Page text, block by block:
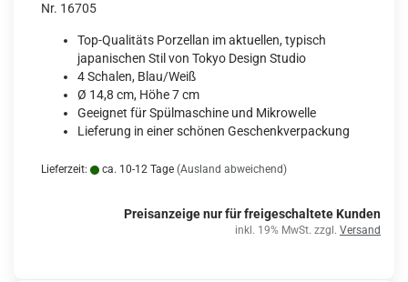
Nr. 16705
Top-Qualitäts Porzellan im aktuellen, typisch
japanischen Stil von Tokyo Design Studio
4 Schalen, Blau/Weiß
Ø 14,8 cm, Höhe 7 cm
Geeignet für Spülmaschine und Mikrowelle
Lieferung in einer schönen Geschenkverpackung
Lieferzeit: ca. 10-12 Tage (Ausland abweichend)
Preisanzeige nur für freigeschaltete Kunden
inkl. 19% MwSt. zzgl. Versand